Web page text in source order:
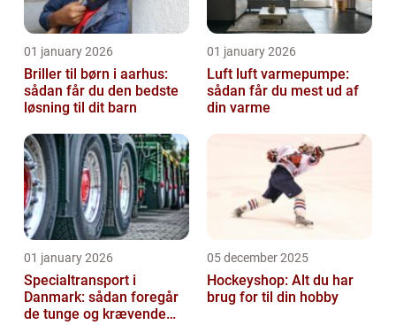
01 january 2026
Briller til børn i aarhus:
sådan får du den bedste
løsning til dit barn
01 january 2026
Luft luft varmepumpe:
sådan får du mest ud af
din varme
01 january 2026
Specialtransport i
Danmark: sådan foregår
de tunge og krævende
05 december 2025
Hockeyshop: Alt du har
brug for til din hobby